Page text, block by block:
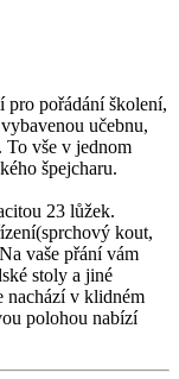
pro pořádání školení,
učebnu,
To vše v jednom
špejcharu.
23 lůžek.
kout,
vaše přání vám
stoly a jiné
nachází v klidném
polohou nabízí